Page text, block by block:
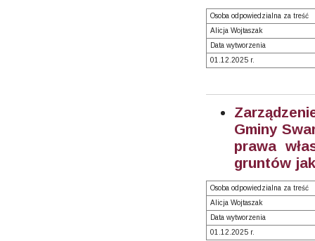
Osoba odpowiedzialna za treść
Alicja Wojtaszak
Data wytworzenia
01.12.2025 r.
Gminy
prawa
gruntów
Osoba odpowiedzialna za treść
Alicja Wojtaszak
Data wytworzenia
01.12.2025 r.